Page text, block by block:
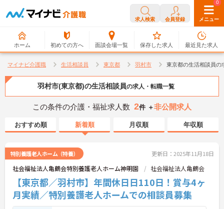
求人検索 会員登録 メニュー
ホーム 初めての方へ 面談会場一覧
0
保存した求人
0
最近見た求人
マイナビ介護職 生活相談員 東京都 羽村市 東京都の生活相談員の
羽村市(東京都)の生活相談員の求人・転職一覧
この条件の介護・福祉求人数 2件 ＋非公開求人
おすすめ順 新着順 月収順 年収順
特別養護老人ホーム（特養） 更新日：2025年11月18日
社会福祉法人亀鶴会特別養護老人ホーム神明園 社会福祉法人亀鶴会
【東京都／羽村市】年間休日日110日！賞与4ヶ
月実績／特別養護老人ホームでの相談員募集